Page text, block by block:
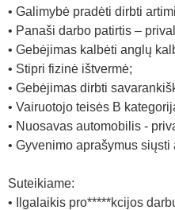
• Galimybė pradėti dirbti
• Panaši darbo patirtis –
• Gebėjimas kalbėti anglų
• Stipri fizinė ištvermė;
• Gebėjimas dirbti
• Vairuotojo teisės B
• Nuosavas automobilis -
• Gyvenimo aprašymus siųsti
Suteikiame:
• Ilgalaikis pro*****kcijos